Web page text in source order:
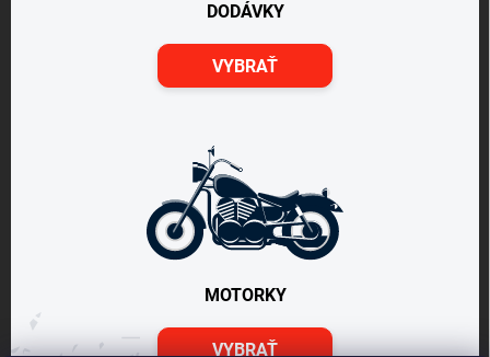
DODÁVKY
VYBRAŤ
MOTORKY
VYBRAŤ